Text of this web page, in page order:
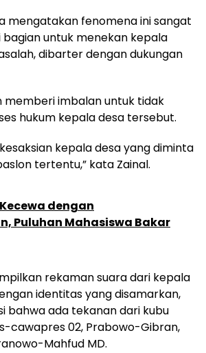
mengatakan fenomena ini sangat
bagian untuk menekan kepala
dibarter dengan dukungan
memberi imbalan untuk tidak
hukum kepala desa tersebut.
kepala desa yang diminta
tertentu,” kata Zainal.
Kecewa dengan
Puluhan Mahasiswa Bakar
rekaman suara dari kepala
identitas yang disamarkan,
bahwa ada tekanan dari kubu
cawapres 02, Prabowo-Gibran,
Mahfud MD.